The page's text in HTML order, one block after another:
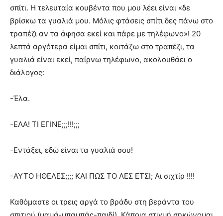
σπίτι. Η τελευταία κουβέντα που μου λέει είναι «δε
βρίσκω τα γυαλιά μου. Μόλις φτάσεις σπίτι δες πάνω στο
τραπέζι αν τα άφησα εκεί και πάρε με τηλέφωνο»! 20
λεπτά αργότερα είμαι σπίτι, κοιτάζω στο τραπέζι, τα
γυαλιά είναι εκεί, παίρνω τηλέφωνο, ακολουθάει ο
διάλογος:
-Έλα.
-ΕΛΑ! ΤΙ ΕΓΙΝΕ;;;!!!;;;
-Εντάξει, εδώ είναι τα γυαλιά σου!
-ΑΥΤΟ ΗΘΕΛΕΣ;;;; ΚΑΙ ΠΩΣ ΤΟ ΛΕΣ ΕΤΣΙ; Άι σιχτίρ !!!!
Καθόμαστε οι τρεις αργά το βράδυ στη βεράντα του